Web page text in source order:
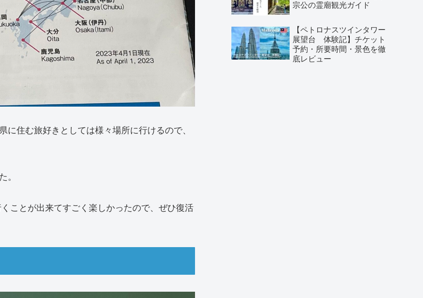
住む旅好きとしては様々場所に行けるので、
。
ことが出来てすごく楽しかったので、ぜひ復活
宗公の霊廟観光ガイド
【ペトロナスツインタワー
展望台 体験記】チケット
予約・所要時間・景色を徹
底レビュー